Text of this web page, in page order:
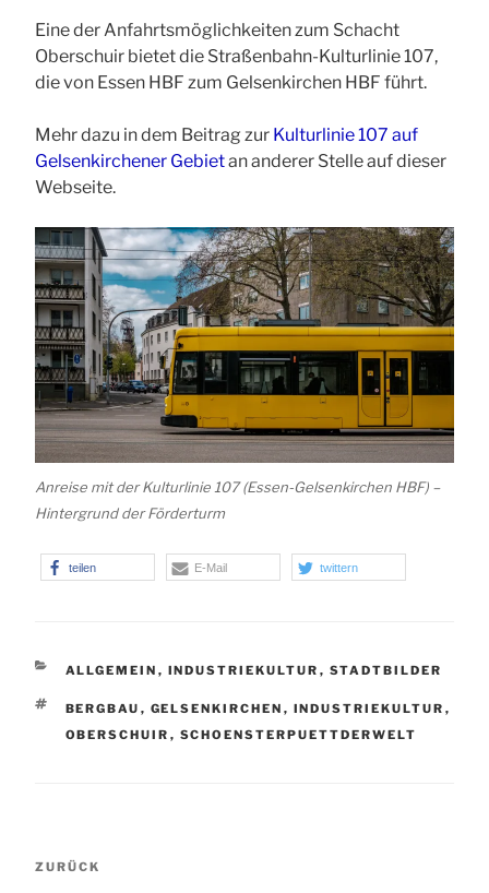
Eine der Anfahrtsmöglichkeiten zum Schacht
Oberschuir bietet die Straßenbahn-Kulturlinie 107,
die von Essen HBF zum Gelsenkirchen HBF führt.
Mehr dazu in dem Beitrag zur Kulturlinie 107 auf
Gelsenkirchener Gebietan anderer Stelle auf dieser
Webseite.
Anreise mit der Kulturlinie 107 (Essen-Gelsenkirchen HBF) –
Hintergrund der Förderturm
teilen E-Mail twittern
KATEGORIEN
ALLGEMEIN , INDUSTRIEKULTUR , STADTBILDER
SCHLAGWÖRTER
BERGBAU , GELSENKIRCHEN , INDUSTRIEKULTUR ,
OBERSCHUIR , SCHOENSTERPUETTDERWELT
Vorheriger
ZURÜCK